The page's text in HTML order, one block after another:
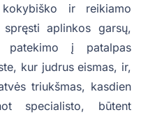
ir reikiamo
aplinkos garsų,
į patalpas
kur judrus eismas, ir,
triukšmas, kasdien
specialisto, būtent